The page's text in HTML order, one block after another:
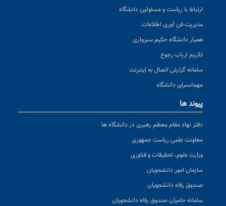
ارتباط با ریاست و مسئولین دانشگاه
مدیریت فن آوری اطلاعات
همیار دانشگاه حکیم سبزواری
تکریم ارباب رجوع
سامانه گزارش اتصال به اینترنت
مهمانسرای دانشگاه
پیوند ها
دفتر نهاد مقام معظم رهبری در دانشگاه ها
معاونت علمی ریاست جمهوری
وزارت علوم، تحقیقات و فناوری
سازمان امور دانشجویان
صندوق رفاه دانشجویان
سامانه حامیان صندوق رفاه دانشجویان